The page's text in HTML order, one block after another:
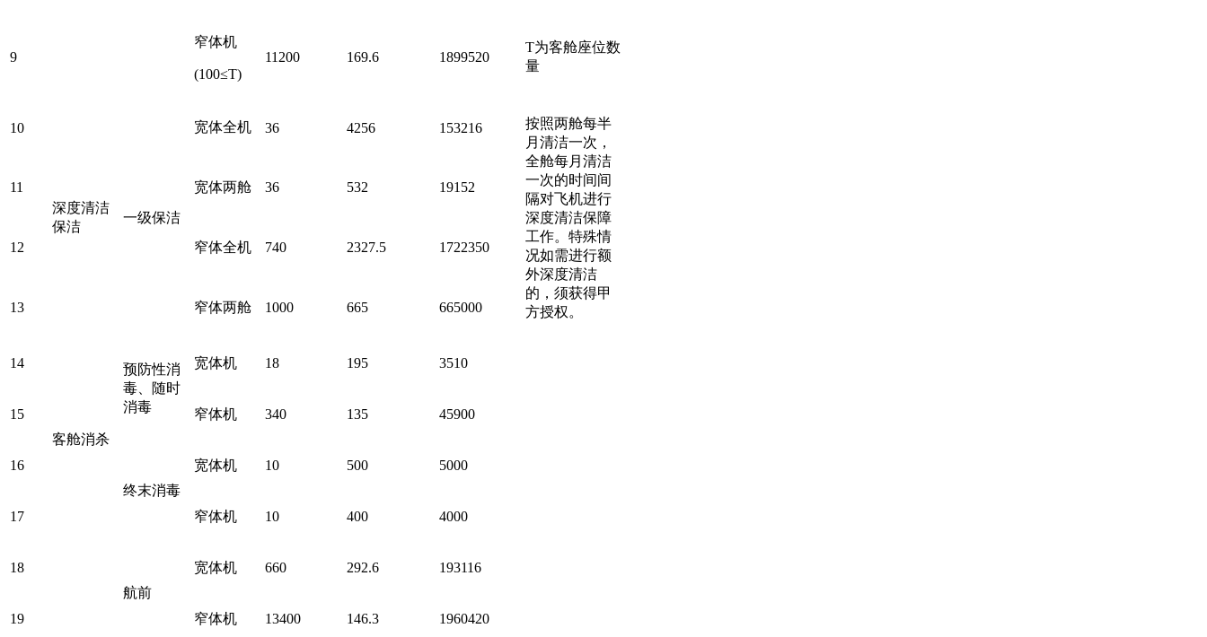
9
窄体机
(100≤T)
11200 169.6 1899520
T为客舱座位数
量
10
深度清洁
保洁
一级保洁
宽体全机 36 4256 153216
按照两舱每半
月清洁一次，
全舱每月清洁
一次的时间间
隔对飞机进行
深度清洁保障
工作。特殊情
况如需进行额
外深度清洁
的，须获得甲
方授权。
11 宽体两舱 36 532 19152
12 窄体全机 740 2327.5 1722350
13 窄体两舱 1000 665 665000
14
客舱消杀
预防性消
毒、随时
消毒
宽体机 18 195 3510
15 窄体机 340 135 45900
16
终末消毒
宽体机 10 500 5000
17 窄体机 10 400 4000
18
航前
宽体机 660 292.6 193116
19 窄体机 13400 146.3 1960420